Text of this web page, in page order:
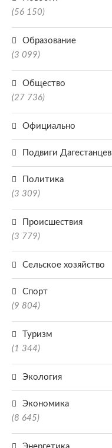
(56 150)
Образование
(3 099)
Общество
(27 736)
Официально
Подвиги Дагестанцев
Политика
(3 309)
Происшествия
(3 779)
Сельское хозяйство
Спорт
(9 804)
Туризм
(1 344)
Экология
Экономика
(8 645)